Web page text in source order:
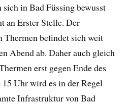
in Bad Füssing bewusst
an Erster Stelle. Der
befindet sich weit
Abend ab. Daher auch gleich
erst gegen Ende des
15 Uhr wird es in der Regel
Infrastruktur von Bad